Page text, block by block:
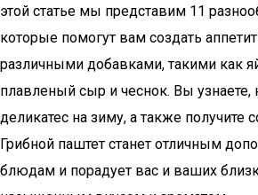
этой статье мы представим 11
которые помогут вам создать
различными добавками, такими как
плавленый сыр и чеснок. Вы узнаете,
деликатес на зиму, а также получите
Грибной паштет станет отличным
блюдам и порадует вас и ваших